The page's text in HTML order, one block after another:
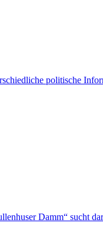
politische
Damm“ sucht